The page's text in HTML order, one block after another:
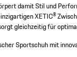
damit Stil und
XETIC®
gleichzeitig für
Sportschuh mit